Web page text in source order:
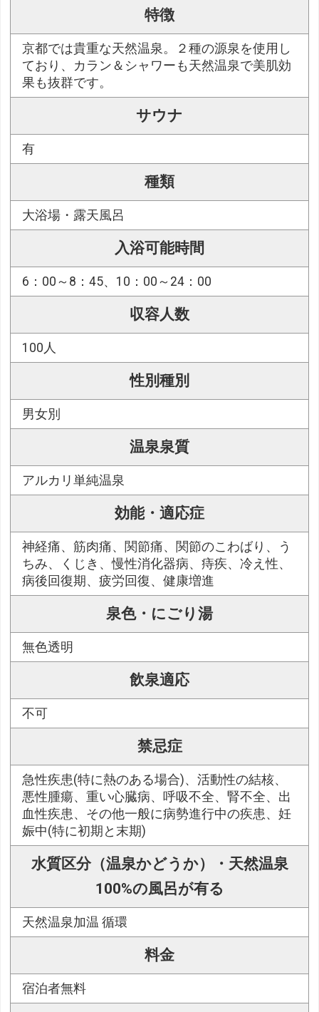
特徴
京都では貴重な天然温泉。２種の源泉を使用し
ており、カラン＆シャワーも天然温泉で美肌効
果も抜群です。
サウナ
有
種類
大浴場・露天風呂
入浴可能時間
6：00～8：45、10：00～24：00
収容人数
100人
性別種別
男女別
温泉泉質
アルカリ単純温泉
効能・適応症
神経痛、筋肉痛、関節痛、関節のこわばり、う
ちみ、くじき、慢性消化器病、痔疾、冷え性、
病後回復期、疲労回復、健康増進
泉色・にごり湯
無色透明
飲泉適応
不可
禁忌症
急性疾患(特に熱のある場合)、活動性の結核、
悪性腫瘍、重い心臓病、呼吸不全、腎不全、出
血性疾患、その他一般に病勢進行中の疾患、妊
娠中(特に初期と末期)
水質区分（温泉かどうか）・天然温泉
100%の風呂が有る
天然温泉加温 循環
料金
宿泊者無料